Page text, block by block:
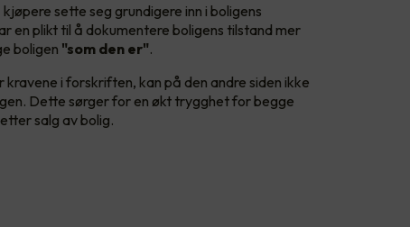
sette seg grundigere inn i boligens
en plikt til å dokumentere boligens tilstand mer
boligen "som den er".
i forskriften, kan på den andre siden ikke
Dette sørger for en økt trygghet for begge
salg av bolig.